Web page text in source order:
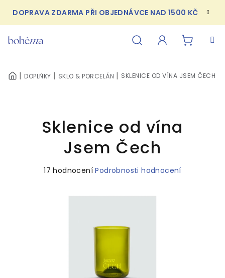
obsah
DOPRAVA ZDARMA PŘI OBJEDNÁVCE NAD 1500 KČ
DOMŮDOPLŇKY SKLO & PORCELÁN SKLENICE OD VÍNA JSEM ČECH
Sklenice od vína
Jsem Čech
Průměrné
17 hodnocení Podrobnosti hodnocení